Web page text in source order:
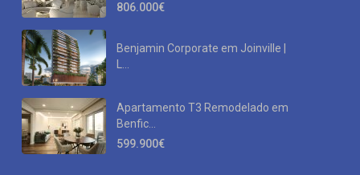
806.000€
Benjamin Corporate em Joinville |
L...
Apartamento T3 Remodelado em
Benfic...
599.900€